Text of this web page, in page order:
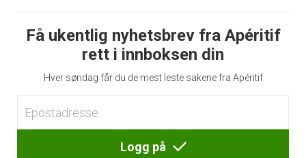
Få ukentlig nyhetsbrev fra Apéritif
rett i innboksen din
Hver søndag får du de mest leste sakene fra Apéritif
Logg på